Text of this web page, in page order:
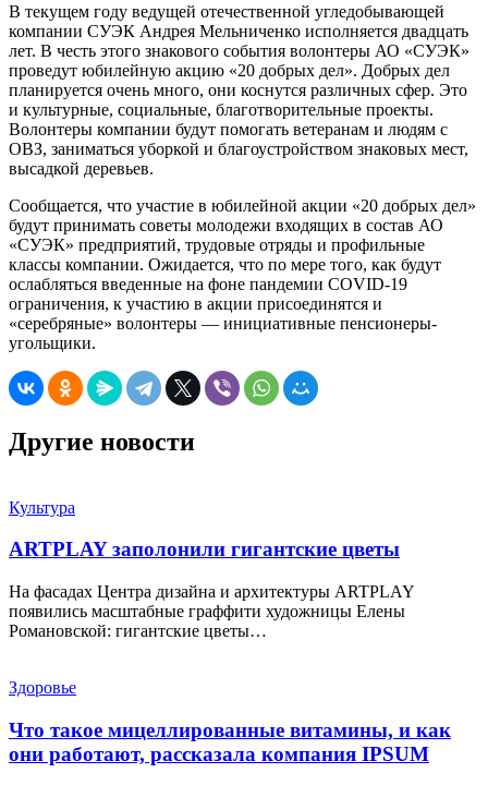
В текущем году ведущей отечественной угледобывающей
компании СУЭК Андрея Мельниченко исполняется двадцать
лет. В честь этого знакового события волонтеры АО «СУЭК»
проведут юбилейную акцию «20 добрых дел». Добрых дел
планируется очень много, они коснутся различных сфер. Это
и культурные, социальные, благотворительные проекты.
Волонтеры компании будут помогать ветеранам и людям с
ОВЗ, заниматься уборкой и благоустройством знаковых мест,
высадкой деревьев.
Сообщается, что участие в юбилейной акции «20 добрых дел»
будут принимать советы молодежи входящих в состав АО
«СУЭК» предприятий, трудовые отряды и профильные
классы компании. Ожидается, что по мере того, как будут
ослабляться введенные на фоне пандемии COVID-19
ограничения, к участию в акции присоединятся и
«серебряные» волонтеры — инициативные пенсионеры-
угольщики.
Другие новости
Культура
ARTPLAY заполонили гигантские цветы
На фасадах Центра дизайна и архитектуры ARTPLAY
появились масштабные граффити художницы Елены
Романовской: гигантские цветы…
Здоровье
Что такое мицеллированные витамины, и как
они работают, рассказала компания IPSUM